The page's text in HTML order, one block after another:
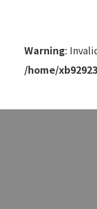
Warning:
/home/